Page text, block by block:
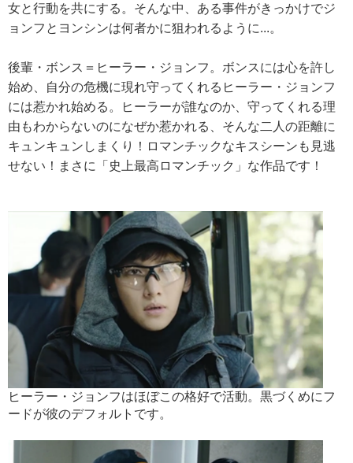
女と行動を共にする。そんな中、ある事件がきっかけでジ
ョンフとヨンシンは何者かに狙われるように...。
後輩・ボンス＝ヒーラー・ジョンフ。ボンスには心を許し
始め、自分の危機に現れ守ってくれるヒーラー・ジョンフ
には惹かれ始める。ヒーラーが誰なのか、守ってくれる理
由もわからないのになぜか惹かれる、そんな二人の距離に
キュンキュンしまくり！ロマンチックなキスシーンも見逃
せない！まさに「史上最高ロマンチック」な作品です！
ヒーラー・ジョンフはほぼこの格好で活動。黒づくめにフ
ードが彼のデフォルトです。